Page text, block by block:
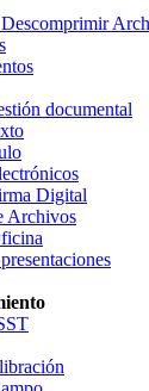
documental
Digital
Archivos